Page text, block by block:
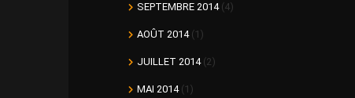
SEPTEMBRE 2014(4)
AOÛT 2014(1)
JUILLET 2014(2)
MAI 2014(1)